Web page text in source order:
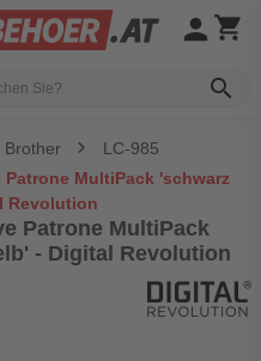
search
person shopping_cart
Brother
LC-985
MultiPack 'schwarz
Revolution
Patrone MultiPack
- Digital Revolution